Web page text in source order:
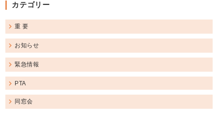
カテゴリー
重 要
お知らせ
緊急情報
PTA
同窓会